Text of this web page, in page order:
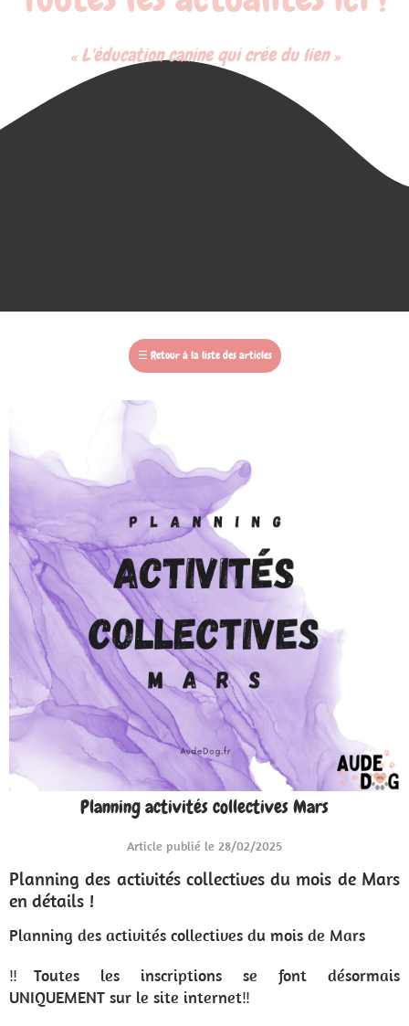
« L'éducation canine qui crée du lien »
☰ Retour à la liste des articles
Planning activités collectives Mars
Article publié le 28/02/2025
Planning des activités collectives du mois de Mars
en détails !
Planning des activités collectives du mois de Mars
‼️Toutes les inscriptions se font désormais
UNIQUEMENT sur le site internet‼️